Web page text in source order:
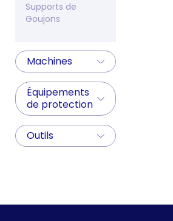
Supports de
Goujons
Machines
Équipements
de protection
Outils